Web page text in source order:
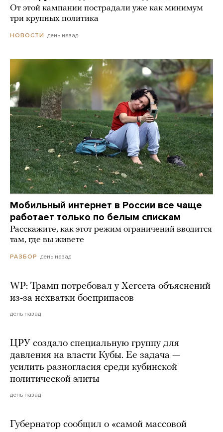
От этой кампании пострадали уже как минимум
три крупных политика
НОВОСТИ день назад
Мобильный интернет в России все чаще
работает только по белым спискам
Расскажите, как этот режим ограничений вводится
там, где вы живете
РАЗБОР день назад
WP: Трамп потребовал у Хегсета объяснений
из-за нехватки боеприпасов
день назад
ЦРУ создало специальную группу для
давления на власти Кубы. Ее задача —
усилить разногласия среди кубинской
политической элиты
день назад
Губернатор сообщил о «самой массовой